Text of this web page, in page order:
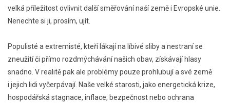
velká příležitost ovlivnit další směřování naší země i Evropské unie.
Nenechte si ji, prosím, ujít.
Populisté a extremisté, kteří lákají na líbivé sliby a nestraní se
zneužití či přímo rozdmýchávání našich obav, získávají hlasy
snadno. V realitě pak ale problémy pouze prohlubují a své země
i jejich lidi vyčerpávají. Naše velké starosti, jako energetická krize,
hospodářská stagnace, inflace, bezpečnost nebo ochrana